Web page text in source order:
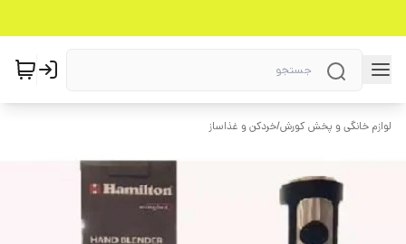
لوازم خانگی و پخش کورش/خردکن و غذاساز